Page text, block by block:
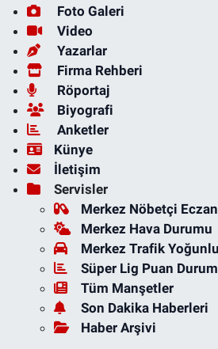
Foto Galeri
Video
Yazarlar
Firma Rehberi
Röportaj
Biyografi
Anketler
Künye
İletişim
Servisler
Merkez Nöbetçi
Merkez Hava Durumu
Merkez Trafik
Süper Lig Puan
Tüm Manşetler
Son Dakika Haberleri
Haber Arşivi